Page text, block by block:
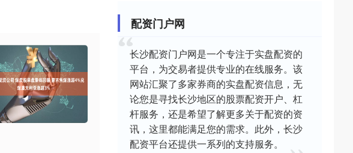
配资门户网
长沙配资门户网是一个专注于实盘配资的
平台，为交易者提供专业的在线服务。该
网站汇聚了多家券商的实盘配资信息，无
论您是寻找长沙地区的股票配资开户、杠
杆服务，还是希望了解更多关于配资的资
讯，这里都能满足您的需求。此外，长沙
配资平台还提供一系列的支持服务。